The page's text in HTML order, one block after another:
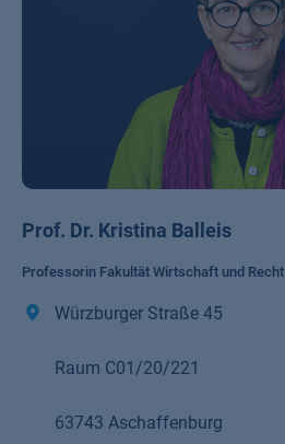
Prof. Dr. Kristina Balleis
Professorin Fakultät Wirtschaft und Recht
Würzburger Straße 45
Raum C01/20/221
63743 Aschaffenburg